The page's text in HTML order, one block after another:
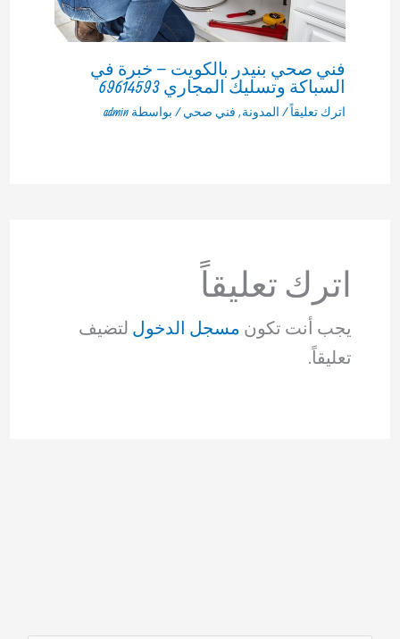
فني صحي بنيدر بالكويت – خبرة في
السباكة وتسليك المجاري 69614593
اترك تعليقاً / المدونة, فني صحي/ بواسطة admin
اترك تعليقاً
يجب أنت تكون مسجل الدخول لتضيف
تعليقاً.